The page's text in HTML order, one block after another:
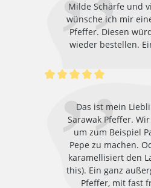
Milde Schärfe und
wünsche ich mir
Pfeffer. Diesen
wieder bestellen.
Das ist mein
Sarawak Pfeffer.
um zum Beispiel
Pepe zu machen.
karamellisiert den
this). Ein ganz
Pfeffer, mit fast